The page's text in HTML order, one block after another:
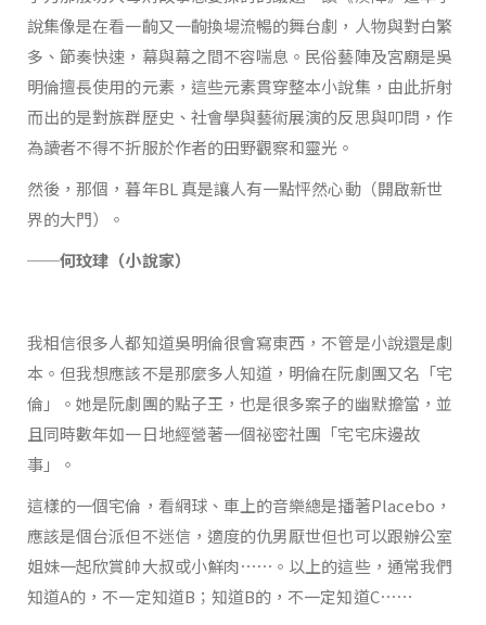
說集像是在看一齣又一齣換場流暢的舞台劇，人物與對白繁
多、節奏快速，幕與幕之間不容喘息。民俗藝陣及宮廟是吳
明倫擅長使用的元素，這些元素貫穿整本小說集，由此折射
而出的是對族群歷史、社會學與藝術展演的反思與叩問，作
為讀者不得不折服於作者的田野觀察和靈光。
然後，那個，暮年BL 真是讓人有一點怦然心動（開啟新世
界的大門）。
──何玟珒（小說家）
我相信很多人都知道吳明倫很會寫東西，不管是小說還是劇
本。但我想應該不是那麼多人知道，明倫在阮劇團又名「宅
倫」。她是阮劇團的點子王，也是很多案子的幽默擔當，並
且同時數年如一日地經營著一個祕密社團「宅宅床邊故
事」。
這樣的一個宅倫，看網球、車上的音樂總是播著Placebo，
應該是個台派但不迷信，適度的仇男厭世但也可以跟辦公室
姐妹一起欣賞帥大叔或小鮮肉⋯⋯。以上的這些，通常我們
知道A的，不一定知道B；知道B的，不一定知道C⋯⋯